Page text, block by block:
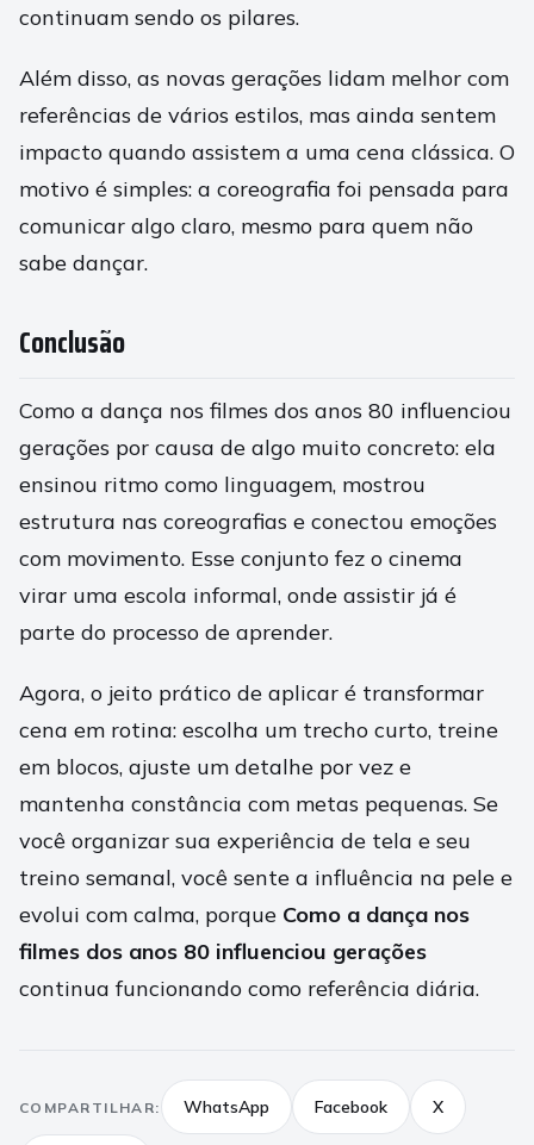
continuam sendo os pilares.
Além disso, as novas gerações lidam melhor com
referências de vários estilos, mas ainda sentem
impacto quando assistem a uma cena clássica. O
motivo é simples: a coreografia foi pensada para
comunicar algo claro, mesmo para quem não
sabe dançar.
Conclusão
Como a dança nos filmes dos anos 80 influenciou
gerações por causa de algo muito concreto: ela
ensinou ritmo como linguagem, mostrou
estrutura nas coreografias e conectou emoções
com movimento. Esse conjunto fez o cinema
virar uma escola informal, onde assistir já é
parte do processo de aprender.
Agora, o jeito prático de aplicar é transformar
cena em rotina: escolha um trecho curto, treine
em blocos, ajuste um detalhe por vez e
mantenha constância com metas pequenas. Se
você organizar sua experiência de tela e seu
treino semanal, você sente a influência na pele e
evolui com calma, porque Como a dança nos
filmes dos anos 80 influenciou gerações
continua funcionando como referência diária.
COMPARTILHAR: WhatsApp Facebook X